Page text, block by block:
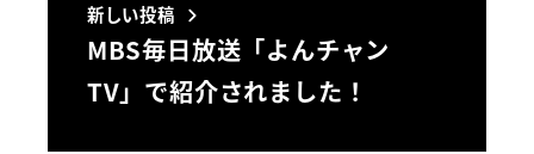
新しい投稿
MBS毎日放送「よんチャン
TV」で紹介されました！